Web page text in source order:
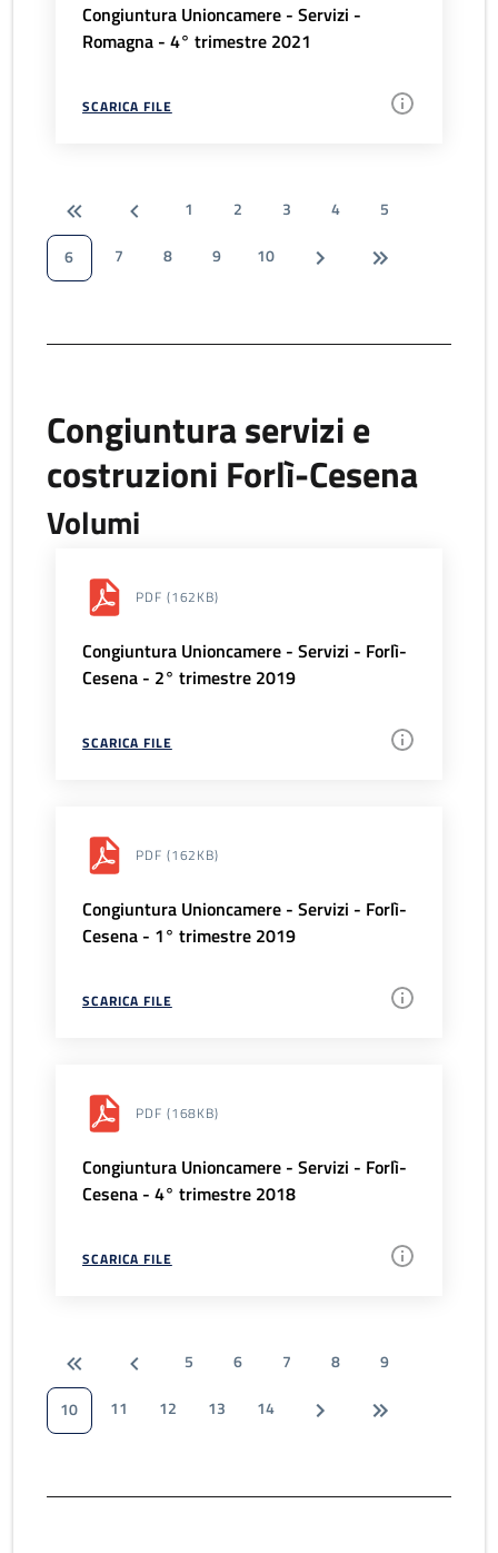
Congiuntura Unioncamere - Servizi -
Romagna - 4° trimestre 2021
SCARICA FILE
1 2 3 4
5
6
7 8 9 10
Congiuntura servizi e
costruzioni Forlì-Cesena
Volumi
PDF (162KB)
Congiuntura Unioncamere - Servizi - Forlì-
Cesena - 2° trimestre 2019
SCARICA FILE
PDF (162KB)
Congiuntura Unioncamere - Servizi - Forlì-
Cesena - 1° trimestre 2019
SCARICA FILE
PDF (168KB)
Congiuntura Unioncamere - Servizi - Forlì-
Cesena - 4° trimestre 2018
SCARICA FILE
5 6 7 8
9
10
11 12 13 14